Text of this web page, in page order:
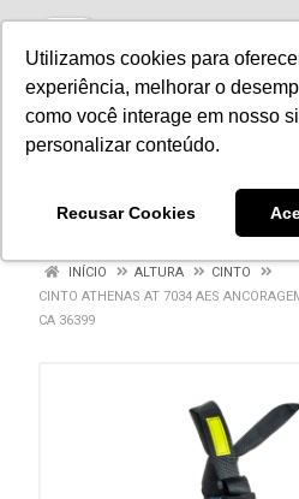
Utilizamos cookies para
experiência, melhorar o
como você interage em nosso
personalizar conteúdo.
Recusar Cookies
INÍCIO ALTURA
CINTO
CINTO ATHENAS AT 7034 AES
CA 36399